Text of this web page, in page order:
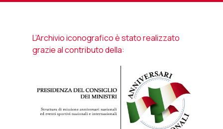
L’Archivio iconografico è stato realizzato
grazie al contributo della: